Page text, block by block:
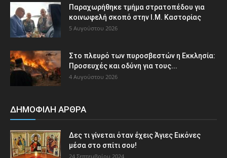
Παραχωρήθηκε τμήμα στρατοπέδου για
κοινωφελή σκοπό στην Ι.Μ. Καστορίας
5 Αυγούστου 2026
Στο πλευρό των πυροσβεστών η Εκκλησία:
Προσευχές και οδύνη για τους...
4 Αυγούστου 2026
ΔΗΜΟΦΙΛΗ ΑΡΘΡΑ
Δες τι γίνεται όταν έχεις Άγιες Εικόνες
μέσα στο σπίτι σου!
24 Σεπτεμβρίου 2024